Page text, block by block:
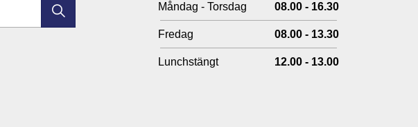
Måndag - Torsdag 08.00 - 16.30
Fredag 08.00 - 13.30
Lunchstängt 12.00 - 13.00